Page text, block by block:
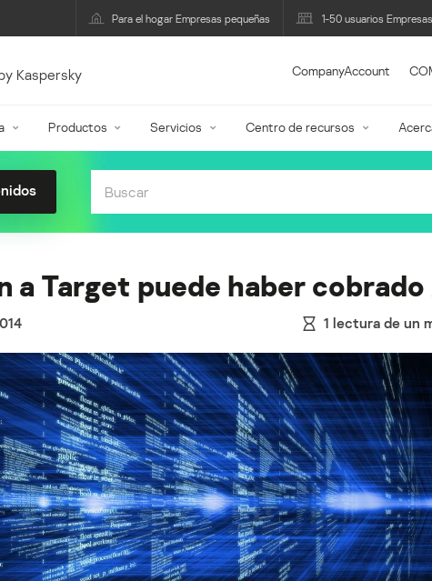
Para el hogar Empresas pequeñas 1-50 usuarios
Kaspersky CompanyAccount
Productos Servicios Centro de recursos
a Target puede haber
1 lectura de un